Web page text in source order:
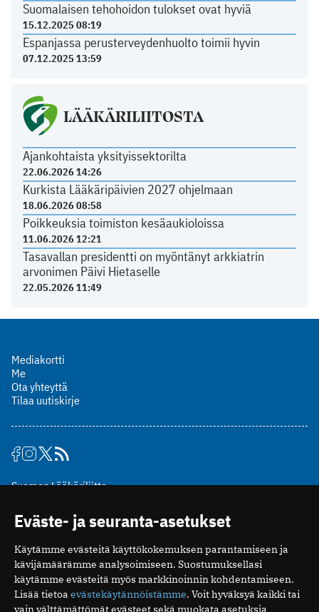
Suomalaisen tehohoidon tulokset ovat hyviä
15.12.2025 08:19
Espanjassa perusterveydenhuolto toimii hyvin
07.12.2025 13:59
LÄÄKÄRILIITOSTA
Ajankohtaista yksityissektorilta
22.06.2026 14:26
Kurkista Lääkäripäivien 2027 ohjelmaan
18.06.2026 08:58
Poikkeuksia toimiston kesäaukioloissa
11.06.2026 12:21
Tasavallan presidentti on myöntänyt arkkiatrin
arvonimen Päivi Hietaselle
22.05.2026 11:49
Mediakortti
Me
Ota yhteyttä
Tilaa uutiskirje
Suomen Lääkäriliitto
00510 Helsinki
puh. (09) 393 091
toimitus@potilaanlaakarilehti.fi
ISSN 2323-9476
Eväste- ja seuranta-asetukset
Käytämme evästeitä käyttökokemuksen parantamiseen ja
kävijämäärämme analysoimiseen. Suostumuksellasi
käytämme evästeitä myös markkinoinnin kohdentamiseen.
Lisää tietoa evästekäytännöistämme. Voit hyväksyä kaikki tai
vain välttämättömät evästeet sekä muokata asetuksia